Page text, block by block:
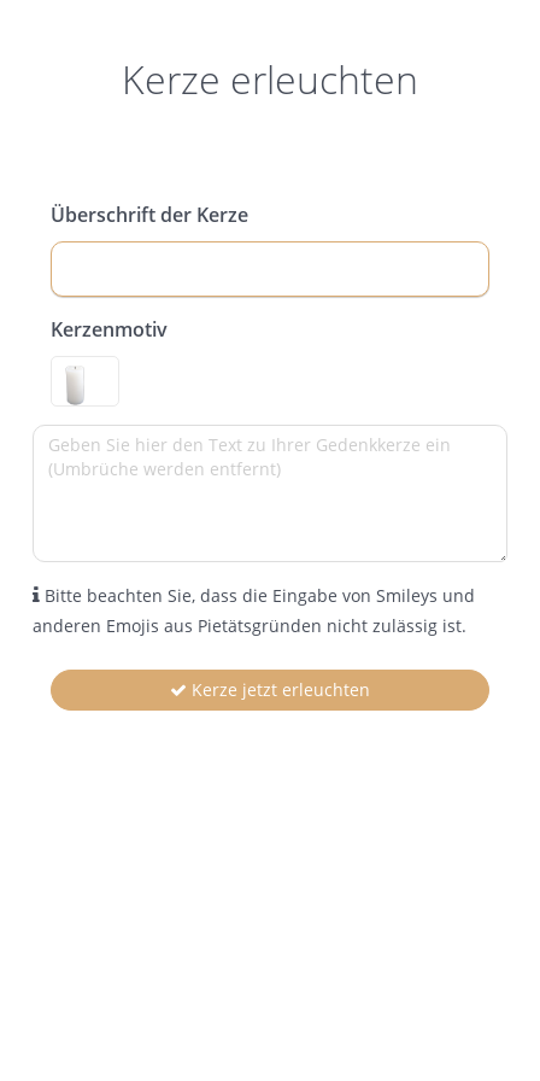
Kerze erleuchten
Überschrift der Kerze
Kerzenmotiv
Bitte beachten Sie, dass die Eingabe von Smileys und
anderen Emojis aus Pietätsgründen nicht zulässig ist.
Kerze jetzt erleuchten